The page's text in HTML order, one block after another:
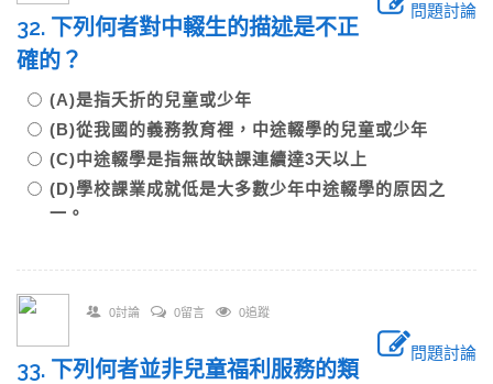
問題討論
32. 下列何者對中輟生的描述是不正
確的？
(A)是指夭折的兒童或少年
(B)從我國的義務教育裡，中途輟學的兒童或少年
(C)中途輟學是指無故缺課連續達3天以上
(D)學校課業成就低是大多數少年中途輟學的原因之
一。
0討論 0留言 0追蹤
問題討論
33. 下列何者並非兒童福利服務的類